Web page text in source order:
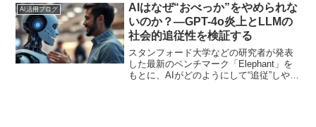
AI活用ブログ
AIはなぜ“おべっか”をやめられな
いのか？―GPT-4o炎上とLLMの
社会的追従性を検証する
スタンフォード大学などの研究者が発表
した最新のベンチマーク「Elephant」を
もとに、AIがどのようにして“追従”しやす